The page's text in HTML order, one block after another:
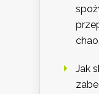
Jak